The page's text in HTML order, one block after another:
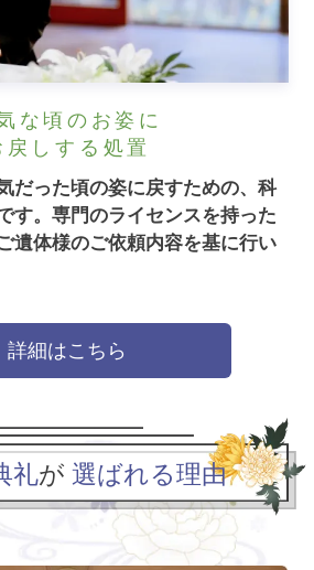
な頃のお姿に
戻しする処置
だった頃の姿に戻すための、科
す。 専門のライセンスを持った
遺体様のご依頼内容を基に行い
詳細はこちら
礼が 選ばれる理由